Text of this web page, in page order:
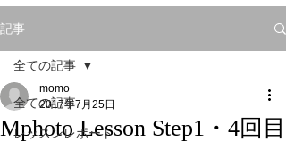
記事
全ての記事
レッスンレポート
全ての記事
Mphoto Lesson Step1・4回目
momo
2017年7月25日